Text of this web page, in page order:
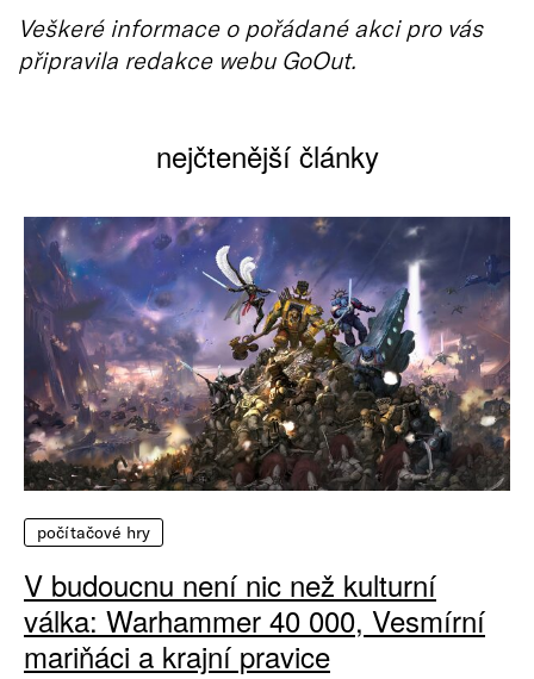
Veškeré informace o pořádané akci pro vás
připravila redakce webu GoOut.
nejčtenější články
počítačové hry
V budoucnu není nic než kulturní
válka: Warhammer 40 000, Vesmírní
mariňáci a krajní pravice